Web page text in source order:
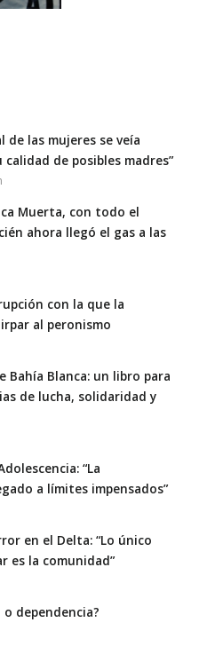
de las mujeres se veía
de posibles madres”
Muerta, con todo el
ahora llegó el gas a las
con la que la
al peronismo
Bahía Blanca: un libro para
de lucha, solidaridad y
“La
a límites impensados”
en el Delta: “Lo único
es la comunidad”
dependencia?